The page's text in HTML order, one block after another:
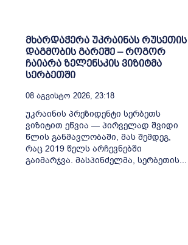
მხარდაჭერა უკრაინას რუსეთის
დაგმობის გარეშე – როგორ
ჩაიარა ზელენსკის ვიზიტმა
სერბეთში
08 Აგვისტო 2026, 23:18
უკრაინის პრეზიდენტი სერბეთს
ვიზიტით ეწვია — პირველად შვიდი
წლის განმავლობაში, მას შემდეგ,
რაც 2019 წელს არჩევნებში
გაიმარჯვა. მასპინძელმა, სერბეთის...